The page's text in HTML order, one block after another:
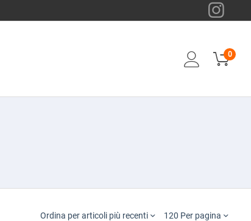
0
Ordina per articoli più recenti 120 Per pagina